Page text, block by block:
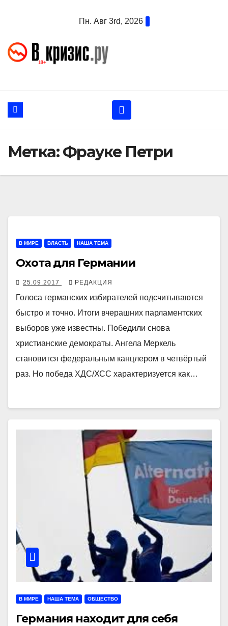
Пн. Авг 3rd, 2026
Метка:Фрауке Петри
В МИРЕ ВЛАСТЬ НАША ТЕМА
Охота для Германии
25.09.2017 РЕДАКЦИЯ
Голоса германских избирателей подсчитываются
быстро и точно. Итоги вчерашних парламентских
выборов уже известны. Победили снова
христианские демократы. Ангела Меркель
становится федеральным канцлером в четвёртый
раз. Но победа ХДС/ХСС характеризуется как…
В МИРЕ НАША ТЕМА ОБЩЕСТВО
Германия находит для себя